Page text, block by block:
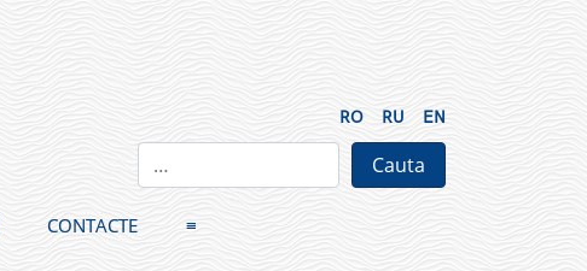
RO RU EN
CONTACTE ≡